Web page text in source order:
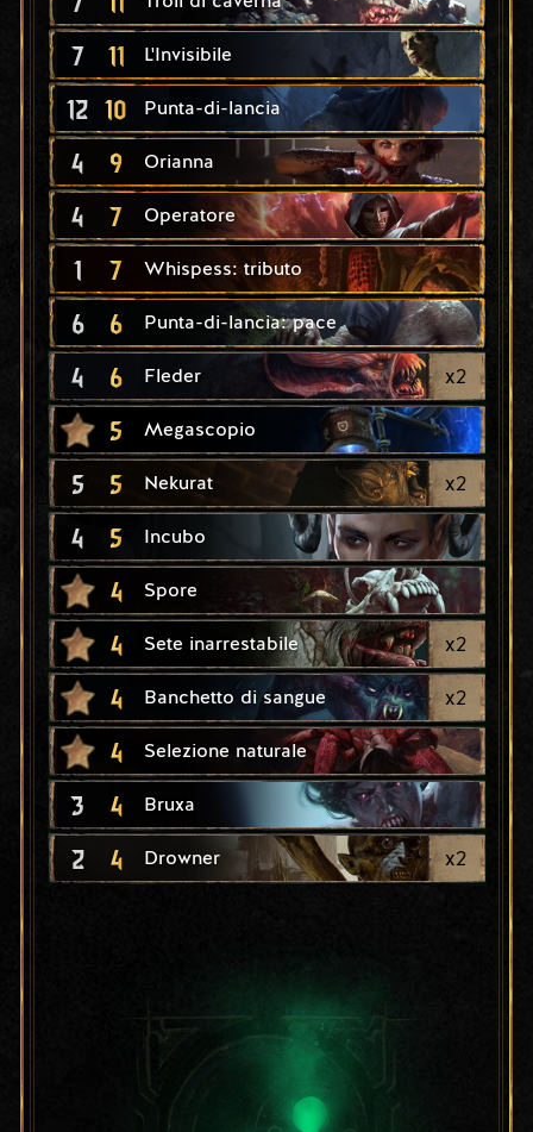
7 11 L'Invisibile
12 10 Punta-di-lancia
4 9 Orianna
4 7 Operatore
1 7 Whispess: tributo
6 6 Punta-di-lancia: pace
4 6 Fleder x2
5 Megascopio
5 5 Nekurat x2
4 5 Incubo
4 Spore
4 Sete inarrestabile x2
4 Banchetto di sangue x2
4 Selezione naturale
3 4 Bruxa
2 4 Drowner x2